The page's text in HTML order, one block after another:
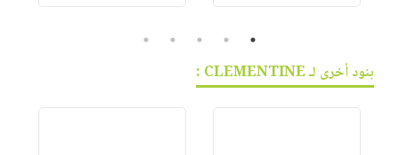
1
2
3
4
5
بنود أخرى لـ CLEMENTINE :